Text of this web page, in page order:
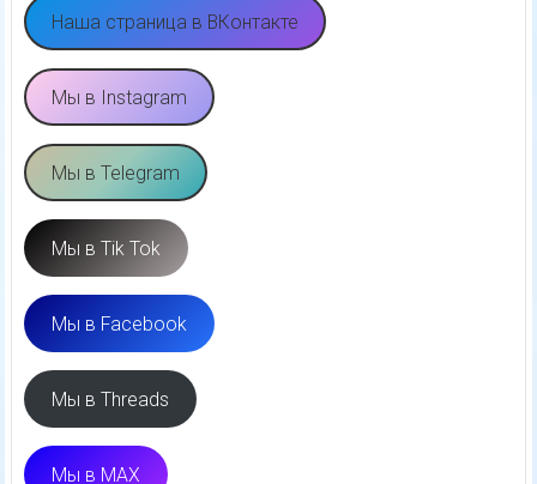
Наша страница в ВКонтакте
Мы в Instagram
Мы в Telegram
Мы в Tik Tok
Мы в Facebook
Мы в Threads
Мы в MAX